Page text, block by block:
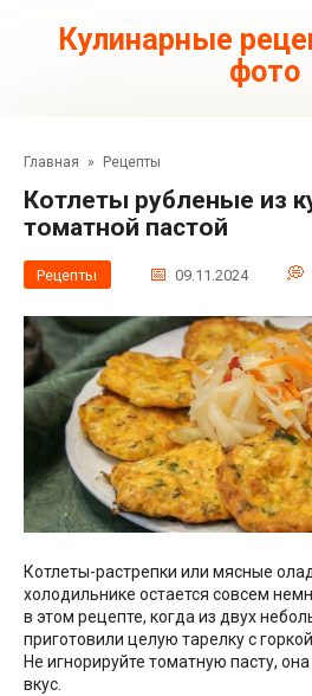
контентуКулинарные
фото
Главная » Рецепты
Котлеты рубленые из куриных грудок с
томатной пастой
Рецепты 09.11.2024
Котлеты-растрепки или мясные
холодильнике остается совсем
в этом рецепте, когда из двух
приготовили целую тарелку с
Не игнорируйте томатную пасту,
вкус.